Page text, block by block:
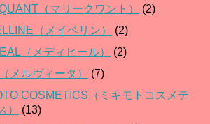
（マリークワント）
(2)
（メイベリン）
(2)
（メディヒール）
(2)
メルヴィータ）
(7)
COSMETICS（ミキモトコスメテ
）
(13)